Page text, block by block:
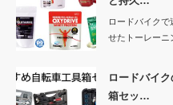
ロードバイク
せたトーレーニ
ロードバイ
箱セッ…